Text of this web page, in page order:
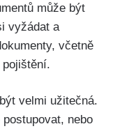
může být
vyžádat a
včetně
velmi užitečná.
nebo